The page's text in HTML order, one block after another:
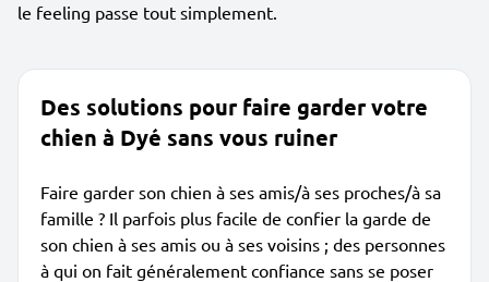
le feeling passe tout simplement.
Des solutions pour faire garder votre
chien à Dyé sans vous ruiner
Faire garder son chien à ses amis/à ses proches/à sa
famille ? Il parfois plus facile de confier la garde de
son chien à ses amis ou à ses voisins ; des personnes
à qui on fait généralement confiance sans se poser